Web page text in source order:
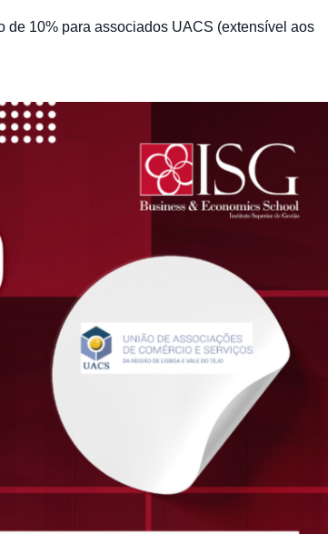
de 10% para associados UACS (extensível aos